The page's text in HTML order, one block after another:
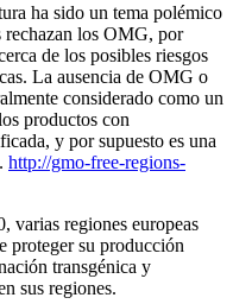
ha sido un tema polémico
rechazan los OMG, por
de los posibles riesgos
La ausencia de OMG o
considerado como un
productos con
y por supuesto es una
http://gmo-free-regions-
varias regiones europeas
proteger su producción
transgénica y
sus regiones.